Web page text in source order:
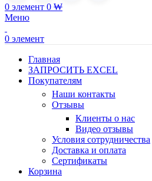
0 элемент 0 ₩
Меню
0 элемент
Главная
ЗАПРОСИТЬ EXCEL
Покупателям
Наши контакты
Отзывы
Клиенты о нас
Видео отзывы
Условия сотрудничества
Доставка и оплата
Сертификаты
Корзина